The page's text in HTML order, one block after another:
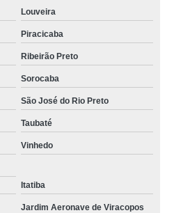
Louveira
Piracicaba
Ribeirão Preto
Sorocaba
São José do Rio Preto
Taubaté
Vinhedo
Itatiba
Jardim Aeronave de Viracopos